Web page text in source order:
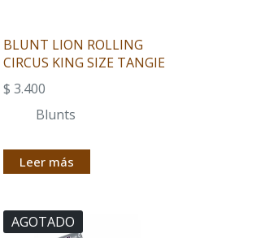
BLUNT LION ROLLING
CIRCUS KING SIZE TANGIE
$ 3.400
Blunts
Leer más
AGOTADO